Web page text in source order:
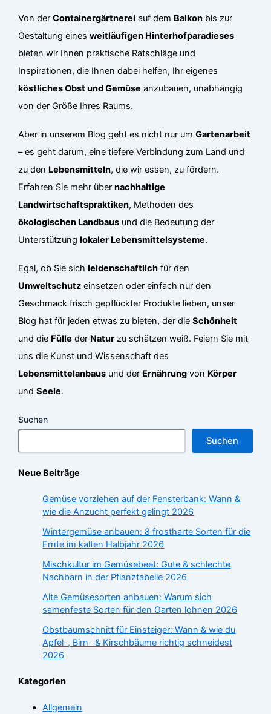
Von derContainergärtnerei auf dem Balkon bis zur
Gestaltung einesweitläufigen Hinterhofparadieses
bieten wir Ihnen praktische Ratschläge und
Inspirationen, die Ihnen dabei helfen, Ihr eigenes
köstliches Obst und Gemüse anzubauen, unabhängig
von der Größe Ihres Raums.
Aber in unserem Blog geht es nicht nur umGartenarbeit
– es geht darum, eine tiefere Verbindung zum Land und
zu den Lebensmitteln, die wir essen, zu fördern.
Erfahren Sie mehr übernachhaltige
Landwirtschaftspraktiken, Methoden des
ökologischen Landbaus und die Bedeutung der
Unterstützunglokaler Lebensmittelsysteme.
Egal, ob Sie sichleidenschaftlich für den
Umweltschutz einsetzen oder einfach nur den
Geschmack frisch gepflückter Produkte lieben, unser
Blog hat für jeden etwas zu bieten, der dieSchönheit
und die Fülle der Natur zu schätzen weiß. Feiern Sie mit
uns die Kunst und Wissenschaft des
Lebensmittelanbaus und der Ernährung von Körper
undSeele.
Suchen
Suchen
Neue Beiträge
Gemüse vorziehen auf der Fensterbank: Wann &
wie die Anzucht perfekt gelingt 2026
Wintergemüse anbauen: 8 frostharte Sorten für die
Ernte im kalten Halbjahr 2026
Mischkultur im Gemüsebeet: Gute & schlechte
Nachbarn in der Pflanztabelle 2026
Alte Gemüsesorten anbauen: Warum sich
samenfeste Sorten für den Garten lohnen 2026
Obstbaumschnitt für Einsteiger: Wann & wie du
Apfel-, Birn- & Kirschbäume richtig schneidest
2026
Kategorien
Allgemein